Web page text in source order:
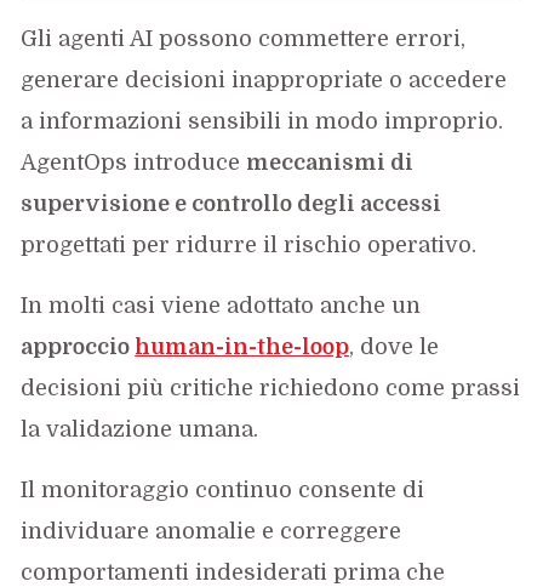
Gli agenti AI possono commettere errori,
generare decisioni inappropriate o accedere
a informazioni sensibili in modo improprio.
AgentOps introduce meccanismi di
supervisione e controllo degli accessi
progettati per ridurre il rischio operativo.
In molti casi viene adottato anche un
approccio human-in-the-loop, dove le
decisioni più critiche richiedono come prassi
la validazione umana.
Il monitoraggio continuo consente di
individuare anomalie e correggere
comportamenti indesiderati prima che